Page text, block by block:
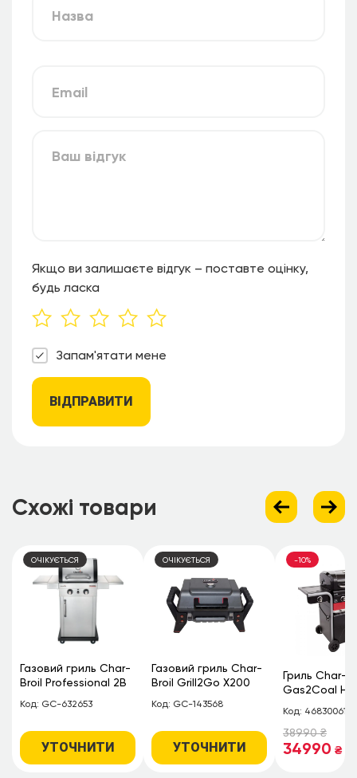
Якщо ви залишаєте відгук – поставте оцінку,
будь ласка
Запам'ятати мене
ВІДПРАВИТИ
Схожі товари
ОЧІКУЄТЬСЯ
Газовий гриль Char-
Broil Professional 2B
Код: GC-632653
УТОЧНИТИ
ОЧІКУЄТЬСЯ
Газовий гриль Char-
Broil Grill2Go X200
Код: GC-143568
УТОЧНИТИ
-10%
Гриль Char-
Gas2Coal
Код: 468300618
38990₴
34990 ₴